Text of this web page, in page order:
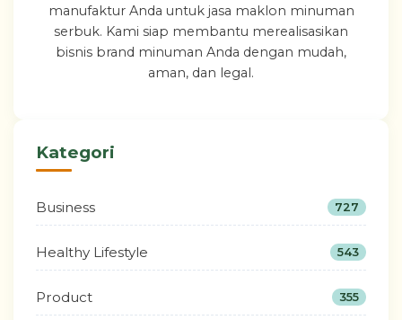
manufaktur Anda untuk jasa maklon minuman
serbuk. Kami siap membantu merealisasikan
bisnis brand minuman Anda dengan mudah,
aman, dan legal.
Kategori
Business 727
Healthy Lifestyle 543
Product 355